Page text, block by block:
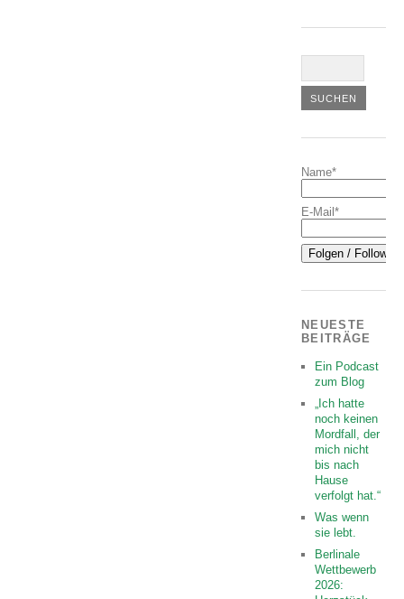
Name*
E-Mail*
NEUESTE
BEITRÄGE
Ein Podcast
zum Blog
„Ich hatte
noch keinen
Mordfall, der
mich nicht
bis nach
Hause
verfolgt hat.“
Was wenn
sie lebt.
Berlinale
Wettbewerb
2026: